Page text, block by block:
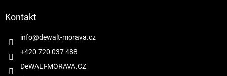
Kontakt
info@dewalt-morava.cz
+420 720 037 488
DeWALT-MORAVA.CZ